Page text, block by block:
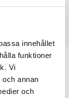
innehållet
funktioner
Vi
annan
och